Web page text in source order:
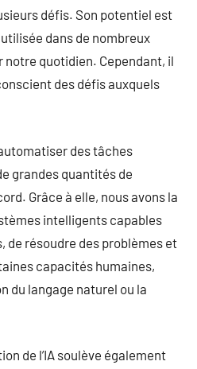
défis. Son potentiel est
dans de nombreux
notre quotidien. Cependant, il
des défis auxquels
des tâches
grandes quantités de
Grâce à elle, nous avons la
intelligents capables
de résoudre des problèmes et
capacités humaines,
du langage naturel ou la
de l’IA soulève également